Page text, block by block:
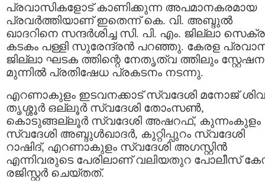
പ്രവാസികളോട് കാണിക്കുന്ന അപമാനകരമായ
പ്രവര്‍ത്തിയാണ് ഇതെന്ന് കെ. വി. അബ്ദുല്‍
ഖാദറിനെ സന്ദര്‍ശിച്ച സി. പി. എം. ജില്ലാ
കടകം പള്ളി സുരേന്ദ്രന്‍ പറഞ്ഞു. കേരള
ജില്ലാ ഘടക ത്തിന്റെ നേതൃത്വ ത്തിലും
മുന്നില്‍ പ്രതിഷേധ പ്രകടനം നടന്നു.
എറണാകുളം ഇടവനക്കാട് സ്വദേശി മനോജ്
തൃശ്ശൂര്‍ ഒല്ലൂര്‍ സ്വദേശി തോംസണ്‍,
കൊടുങ്ങല്ലൂര്‍ സ്വദേശി അഷറഫ്, കുന്നംകുളം
സ്വദേശി അബ്ദുള്‍ഖാദര്‍, കുറ്റിപ്പുറം സ്വദേശി
റാഷിദ്, എറണാകുളം സ്വദേശി അഗസ്റ്റിന്‍
എന്നിവരുടെ പേരിലാണ് വലിയതുറ പോലീസ്
രജിസ്റ്റര്‍ ചെയ്തത്.